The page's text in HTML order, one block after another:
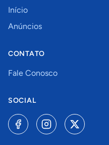
Início
Anúncios
CONTATO
Fale Conosco
SOCIAL